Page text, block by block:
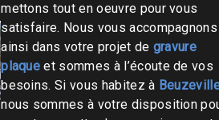
mettons tout en oeuvre pour vous
satisfaire. Nous vous accompagnons
ainsi dans votre projet de gravure
plaque et sommes à l’écoute de vos
besoins. Si vous habitez à
nous sommes à votre disposition